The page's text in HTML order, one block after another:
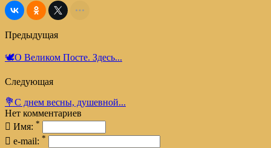
Предыдущая
🕊️О Великом Посте. Здесь...
Следующая
💐С днем весны, душевной...
Нет комментариев
Имя: *
e-mail: *